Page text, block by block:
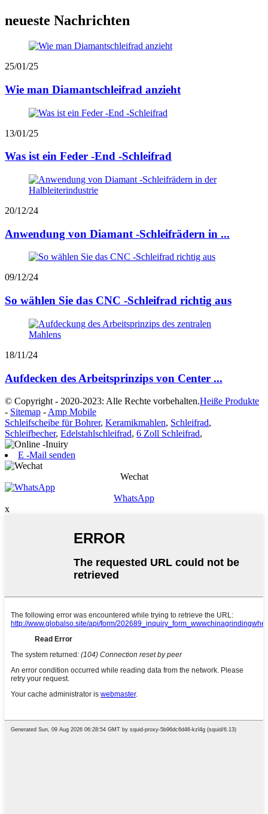
neueste Nachrichten
25/01/25
Wie man Diamantschleifrad anzieht
13/01/25
Was ist ein Feder -End -Schleifrad
20/12/24
Anwendung von Diamant -Schleifrädern in ...
09/12/24
So wählen Sie das CNC -Schleifrad richtig aus
18/11/24
Aufdecken des Arbeitsprinzips von Center ...
© Copyright - 2020-2023: Alle Rechte vorbehalten.Heiße Produkte
- Sitemap - Amp Mobile
Schleifscheibe für Bohrer, Keramikmahlen, Schleifrad,
Schleifbecher, Edelstahlschleifrad, 6 Zoll Schleifrad,
E -Mail senden
Wechat
WhatsApp
x